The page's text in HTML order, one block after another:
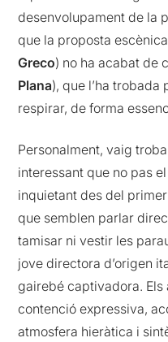
desenvolupament de la
que la proposta
Greco) no ha acabat de
Plana), que l’ha
respirar, de forma
Personalment, vaig
interessant que no pas
inquietant des del
que semblen parlar
tamisar ni vestir les
jove directora d’origen
gairebé captivadora. Els
contenció expressiva,
atmosfera hieràtica i